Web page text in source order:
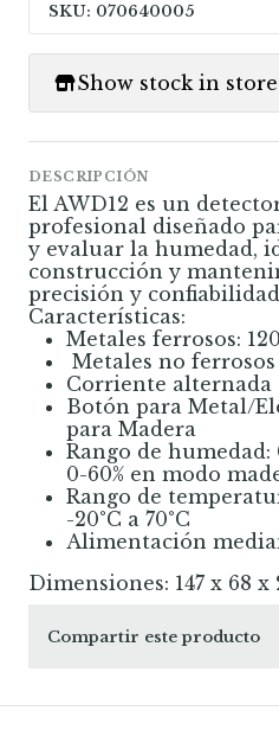
SKU: 070640005
Show stock in
DESCRIPCIÓN
El AWD12 es un
profesional diseñado
y evaluar la humedad,
construcción y
precisión y
Características:
Metales ferrosos:
Metales no
Corriente alternada
Botón para Metal/
para Madera
Rango de humedad:
0-60% en modo
Rango de
-20°C a 70°C
Alimentación
Dimensiones: 147 x 68 x
Compartir este producto